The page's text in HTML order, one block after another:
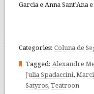
Garcia e Anna Sant’Ana
Categories: Coluna de
Tagged: Alexandre
Julia Spadaccini,
Satyros, Teatroon